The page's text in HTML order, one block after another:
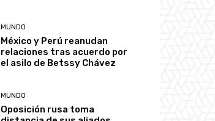
MUNDO
México y Perú reanudan
relaciones tras acuerdo por
el asilo de Betssy Chávez
MUNDO
Oposición rusa toma